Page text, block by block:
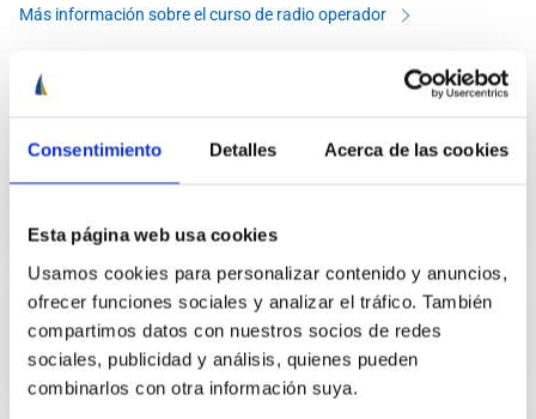
Consentimiento Detalles Acerca de las cookies
Esta página web usa cookies
Usamos cookies para personalizar contenido y anuncios,
ofrecer funciones sociales y analizar el tráfico. También
compartimos datos con nuestros socios de redes
sociales, publicidad y análisis, quienes pueden
combinarlos con otra información suya.
Más información sobre el curso de radio operador
Exámenes resueltos de titulaciones
náuticas